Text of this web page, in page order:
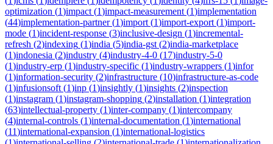
optimization (1)impact (1)impact-measurement (1)implementation
(44)implementation-partner(1)import (1)import-export (1)import-
mode (1)incident-response (3)inclusive-design (1)incremental-
refresh (2)indexing (1)india (5)india-gst (2)india-marketplace
(1)indonesia (2)industry (4)industry-4-0 (17)industry-5-0
(1)industry-erp (1)industry-specific (1)industry-wrappers (1)infor
(1)information-security (2)infrastructure (10)infrastructure-as-code
(1)infusionsoft (1)inp (1)insightly (1)insights (2)inspection
(1)instagram (1)instagram-shopping (2)installation (1)integration
(63)intellectual-property (1)inter-company (1)intercompany
(4)internal-controls (1)internal-documentation (1)international
(11)international-expansion (1)international-logistics